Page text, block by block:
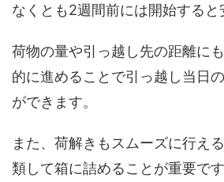
なくとも2週間前には開始すると
荷物の量や引っ越し先の距離に
的に進めることで引っ越し当日
ができます。
また、荷解きもスムーズに行え
類して箱に詰めることが重要です